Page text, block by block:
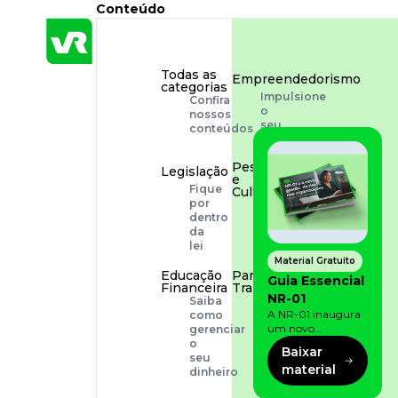
Conteúdo
Todas as
categorias
Confira
nossos
conteúdos
Empreendedorismo
Impulsione
o
seu
negócio
Legislação
Fique
por
dentro
da
lei
Pessoas
e
Cultura
Aprimore
cultura
organizacional
Educação
Financeira
Saiba
como
gerenciar
o
seu
dinheiro
Para o
Trabalhador
Tudo
para
facilitar
rotina
Material Gratuito
Guia Essencial
NR-01
A NR-01 inaugura
um novo
momento na
prevenção de riscos:
agora, além dos
fatores físicos e
Baixar
material